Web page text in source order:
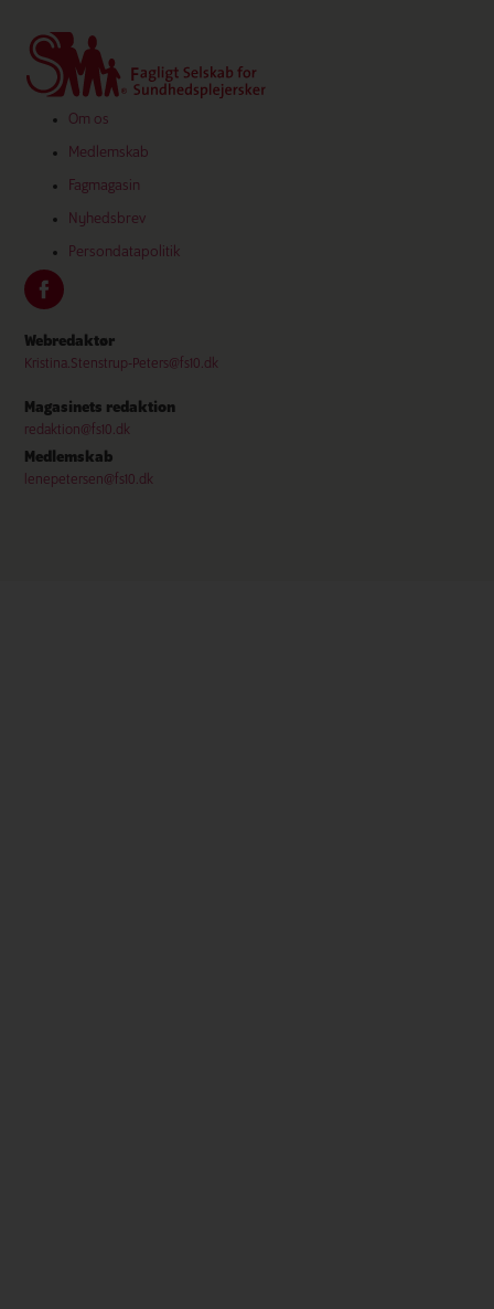
Om os
Medlemskab
Fagmagasin
Nyhedsbrev
Persondatapolitik
Webredaktør
Kristina.Stenstrup-Peters@fs10.dk
Magasinets redaktion
redaktion@fs10.dk
Medlemskab
lenepetersen@fs10.dk